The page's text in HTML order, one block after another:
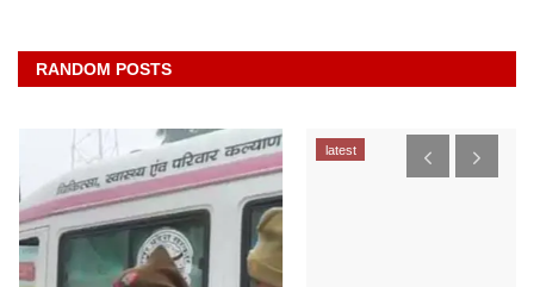
RANDOM POSTS